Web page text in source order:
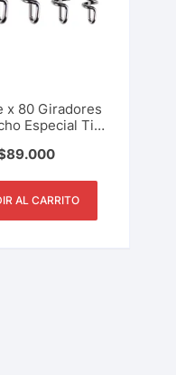
x 80 Giradores
Especial Tipo
Rio, Lago, Mar.
89.000
AL CARRITO